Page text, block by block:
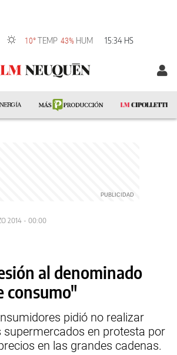
10°TEMP 43% HUM 15:34 HS
2014 - 00:00
al denominado
consumo"
pidió no realizar
supermercados en protesta por
en las grandes cadenas.